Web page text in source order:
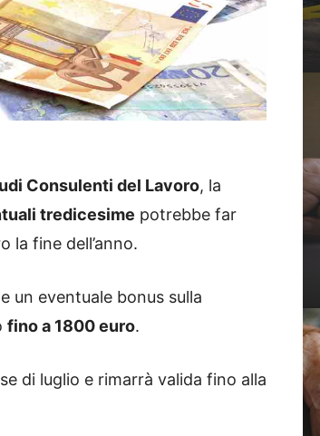
Consulenti del Lavoro, la
tredicesime potrebbe far
la fine dell’anno.
un eventuale bonus sulla
fino a 1800 euro.
di luglio e rimarrà valida fino alla